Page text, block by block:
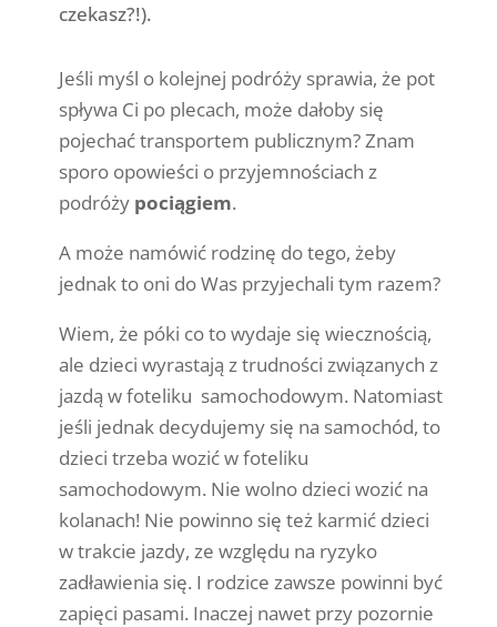
czekasz?!).
Jeśli myśl o kolejnej podróży sprawia, że pot
spływa Ci po plecach, może dałoby się
pojechać transportem publicznym? Znam
sporo opowieści o przyjemnościach z
podróży pociągiem.
A może namówić rodzinę do tego, żeby
jednak to oni do Was przyjechali tym razem?
Wiem, że póki co to wydaje się wiecznością,
ale dzieci wyrastają z trudności związanych z
jazdą w foteliku samochodowym. Natomiast
jeśli jednak decydujemy się na samochód, to
dzieci trzeba wozić w foteliku
samochodowym. Nie wolno dzieci wozić na
kolanach! Nie powinno się też karmić dzieci
w trakcie jazdy, ze względu na ryzyko
zadławienia się. I rodzice zawsze powinni być
zapięci pasami. Inaczej nawet przy pozornie